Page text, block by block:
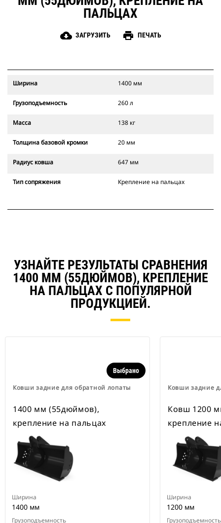
ПАЛЬЦАХ
cloud_download ЗАГРУЗИТЬ print ПЕЧАТЬ
Ширина 1400 мм
Грузоподъемность 260 л
Масса 138 кг
Толщина базовой кромки 20 мм
Радиус ковша 647 мм
Тип сопряжения Крепление на пальцах
УЗНАЙТЕ РЕЗУЛЬТАТЫ СРАВНЕНИЯ
1400 ММ (55ДЮЙМОВ), КРЕПЛЕНИЕ
НА ПАЛЬЦАХ С ПОПУЛЯРНОЙ
ПРОДУКЦИЕЙ.
Ковши задние для обратной лопаты
Выбрано
1400 мм (55дюймов),
крепление на пальцах
Ширина
1400 мм
Грузоподъемность
Ковши задние
Ковш 1200
крепление
Ширина
1200 мм
Грузоподъемность